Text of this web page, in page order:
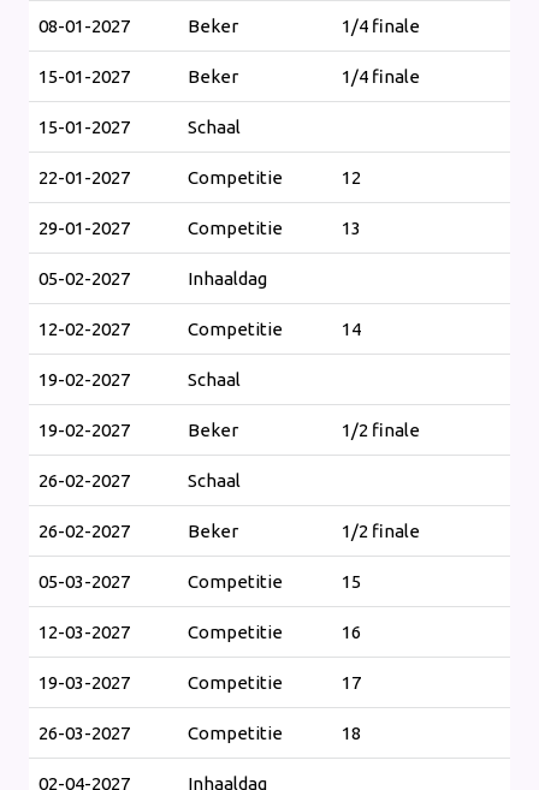
08-01-2027 Beker 1/4 finale
15-01-2027 Beker 1/4 finale
15-01-2027 Schaal
22-01-2027 Competitie 12
29-01-2027 Competitie 13
05-02-2027 Inhaaldag
12-02-2027 Competitie 14
19-02-2027 Schaal
19-02-2027 Beker 1/2 finale
26-02-2027 Schaal
26-02-2027 Beker 1/2 finale
05-03-2027 Competitie 15
12-03-2027 Competitie 16
19-03-2027 Competitie 17
26-03-2027 Competitie 18
02-04-2027 Inhaaldag